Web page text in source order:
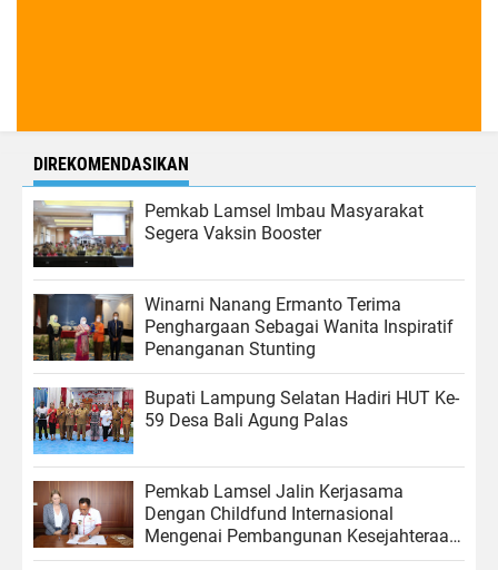
DIREKOMENDASIKAN
Pemkab Lamsel Imbau Masyarakat
Segera Vaksin Booster
Winarni Nanang Ermanto Terima
Penghargaan Sebagai Wanita Inspiratif
Penanganan Stunting
Bupati Lampung Selatan Hadiri HUT Ke-
59 Desa Bali Agung Palas
Pemkab Lamsel Jalin Kerjasama
Dengan Childfund Internasional
Mengenai Pembangunan Kesejahteraan
Sosial